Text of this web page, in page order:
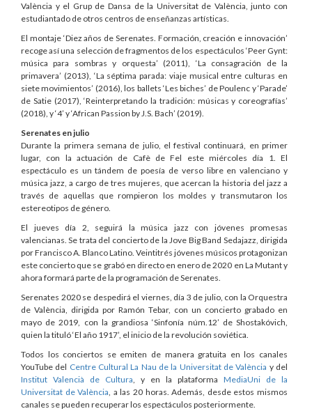
València y el Grup de Dansa de la Universitat de València, junto con
estudiantado de otros centros de enseñanzas artísticas.
El montaje ‘Diez años de Serenates. Formación, creación e innovación’
recoge así una selección de fragmentos de los espectáculos ‘Peer Gynt:
música para sombras y orquesta’ (2011), ‘La consagración de la
primavera’ (2013), ‘La séptima parada: viaje musical entre culturas en
siete movimientos’ (2016), los ballets ‘Les biches’ de Poulenc y ‘Parade’
de Satie (2017), ‘Reinterpretando la tradición: músicas y coreografías’
(2018), y ‘4’ y ‘African Passion by J.S. Bach’ (2019).
Serenates en julio
Durante la primera semana de julio, el festival continuará, en primer
lugar, con la actuación de Cafè de Fel este miércoles día 1. El
espectáculo es un tándem de poesía de verso libre en valenciano y
música jazz, a cargo de tres mujeres, que acercan la historia del jazz a
través de aquellas que rompieron los moldes y transmutaron los
estereotipos de género.
El jueves día 2, seguirá la música jazz con jóvenes promesas
valencianas. Se trata del concierto de la Jove Big Band Sedajazz, dirigida
por Francisco A. Blanco Latino. Veintitrés jóvenes músicos protagonizan
este concierto que se grabó en directo en enero de 2020 en La Mutant y
ahora formará parte de la programación de Serenates.
Serenates 2020 se despedirá el viernes, día 3 de julio, con la Orquestra
de València, dirigida por Ramón Tebar, con un concierto grabado en
mayo de 2019, con la grandiosa ‘Sinfonía núm.12’ de Shostakóvich,
quien la tituló ‘El año 1917’, el inicio de la revolución soviética.
Todos los conciertos se emiten de manera gratuita en los canales
YouTube del Centre Cultural La Nau de la Universitat de València y del
Institut Valencià de Cultura, y en la plataforma MediaUni de la
Universitat de València, a las 20 horas. Además, desde estos mismos
canales se pueden recuperar los espectáculos posteriormente.